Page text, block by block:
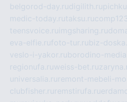
belgorod-day.rudigilith.ru
medic-today.rutaksu.ru
teensvoice.ru imgsharing.ru
eva-elfie.rufoto-tur.rubiz-
veslo-i-yakor.ruborodino-
regionufa.ruweiss-bet.ru
universalia.ru remont-mebeli-
clubfisher.ru remstirufa.ru